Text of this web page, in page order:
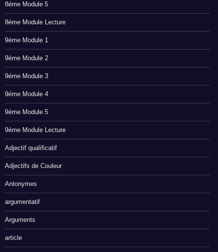
8éme Module 5
8éme Module Lecture
9éme Module 1
9éme Module 2
9éme Module 3
9éme Module 4
9éme Module 5
9éme Module Lecture
Adjectif qualificatif
Adjectifs de Couleur
Antonymes
argumentatif
Arguments
article